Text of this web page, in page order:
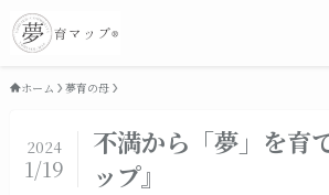
ホーム 夢育の母
不満から「夢」を育
ップ』
2024
1/19